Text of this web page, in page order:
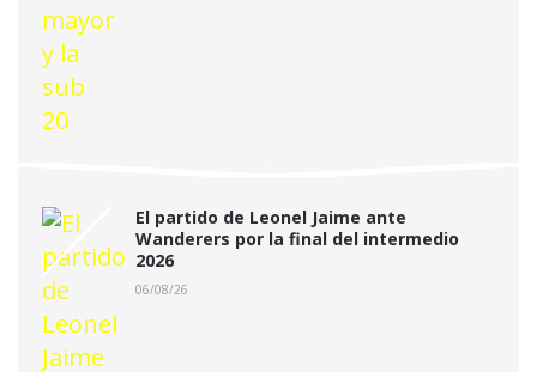
El partido de Leonel Jaime ante
Wanderers por la final del intermedio
2026
06/08/26